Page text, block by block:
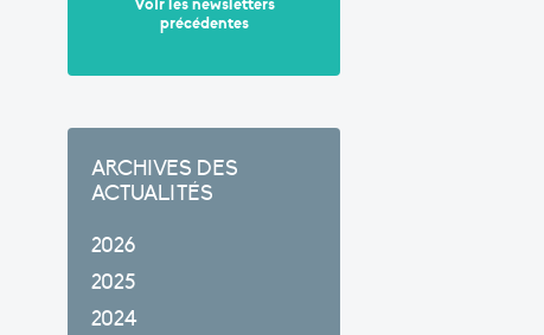
Voir les newsletters
précédentes
ARCHIVES DES
ACTUALITÉS
2026
2025
2024